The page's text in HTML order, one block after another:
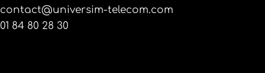
contact@universim-telecom.com
01 84 80 28 30